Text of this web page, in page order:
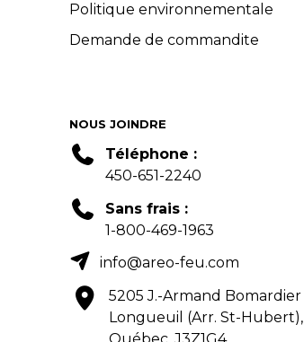
Politique environnementale
Demande de commandite
NOUS JOINDRE
Téléphone :
450-651-2240
Sans frais :
1-800-469-1963
info@areo-feu.com
5205 J.-Armand Bomardier
Longueuil (Arr. St-Hubert),